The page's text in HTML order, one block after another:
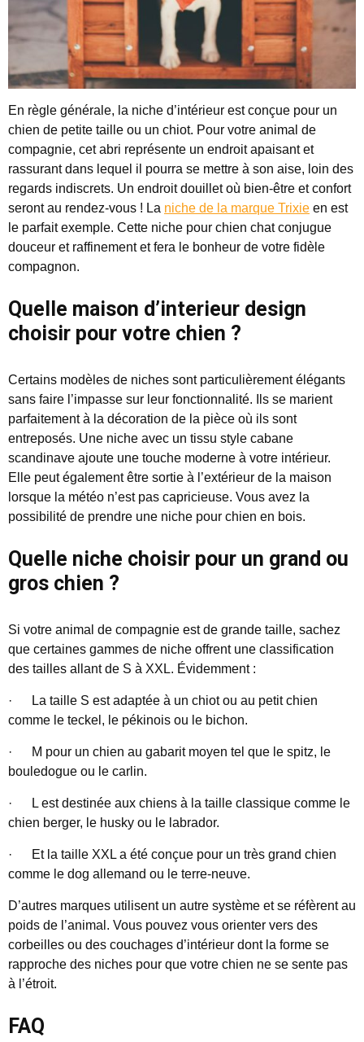
En règle générale, la niche d’intérieur est conçue pour un
chien de petite taille ou un chiot. Pour votre animal de
compagnie, cet abri représente un endroit apaisant et
rassurant dans lequel il pourra se mettre à son aise, loin des
regards indiscrets. Un endroit douillet où bien-être et confort
seront au rendez-vous ! La niche de la marque Trixie en est
le parfait exemple. Cette niche pour chien chat conjugue
douceur et raffinement et fera le bonheur de votre fidèle
compagnon.
Quelle maison d’interieur design
choisir pour votre chien ?
Certains modèles de niches sont particulièrement élégants
sans faire l’impasse sur leur fonctionnalité. Ils se marient
parfaitement à la décoration de la pièce où ils sont
entreposés. Une niche avec un tissu style cabane
scandinave ajoute une touche moderne à votre intérieur.
Elle peut également être sortie à l’extérieur de la maison
lorsque la météo n’est pas capricieuse. Vous avez la
possibilité de prendre une niche pour chien en bois.
Quelle niche choisir pour un grand ou
gros chien ?
Si votre animal de compagnie est de grande taille, sachez
que certaines gammes de niche offrent une classification
des tailles allant de S à XXL. Évidemment :
·
La taille S est adaptée à un chiot ou au petit chien
comme le teckel, le pékinois ou le bichon.
·
M pour un chien au gabarit moyen tel que le spitz, le
bouledogue ou le carlin.
·
L est destinée aux chiens à la taille classique comme le
chien berger, le husky ou le labrador.
·
Et la taille XXL a été conçue pour un très grand chien
comme le dog allemand ou le terre-neuve.
D’autres marques utilisent un autre système et se réfèrent au
poids de l’animal. Vous pouvez vous orienter vers des
corbeilles ou des couchages d’intérieur dont la forme se
rapproche des niches pour que votre chien ne se sente pas
à l’étroit.
FAQ